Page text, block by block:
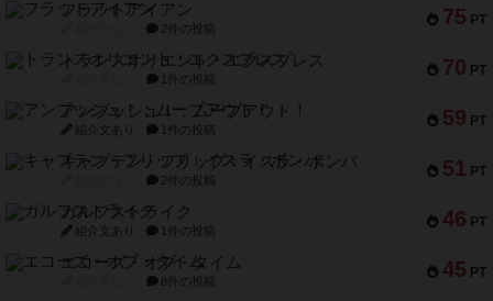
75 PT
フラットアイアン
2件の投稿
70 PT
トランスオリエント・エクスプレス
1件の投稿
59 PT
アンブッシュ！：ムーブアウト！
紹介文あり 1件の投稿
51 PT
キャプテン・フリップ：イスラ・ボンバ
2件の投稿
46 PT
ガルフストライク
紹介文あり 1件の投稿
45 PT
エコーズ・オブ・タイム
8件の投稿